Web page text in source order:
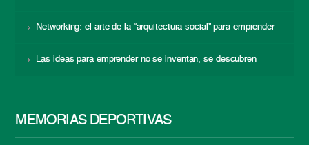
Networking: el arte de la “arquitectura social” para emprender
Las ideas para emprender no se inventan, se descubren
MEMORIAS DEPORTIVAS